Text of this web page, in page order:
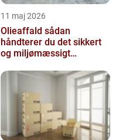
11 maj 2026
Olieaffald sådan
håndterer du det sikkert
og miljømæssigt